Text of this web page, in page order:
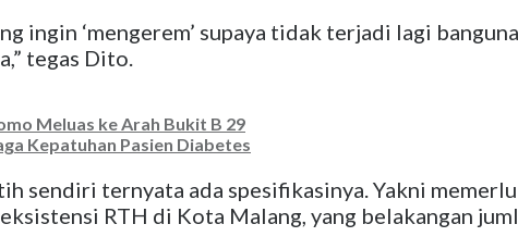
ingin ‘mengerem’ supaya tidak terjadi lagi
tegas Dito.
Meluas ke Arah Bukit B 29
Kepatuhan Pasien Diabetes
sendiri ternyata ada spesifikasinya. Yakni
RTH di Kota Malang, yang belakangan